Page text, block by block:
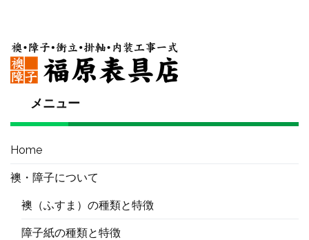
メニュー
Home
襖・障子について
襖（ふすま）の種類と特徴
障子紙の種類と特徴